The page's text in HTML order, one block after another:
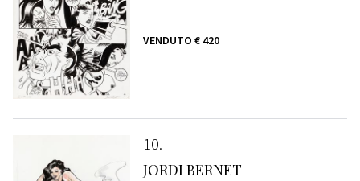
VENDUTO € 420
10
JORDI BERNET